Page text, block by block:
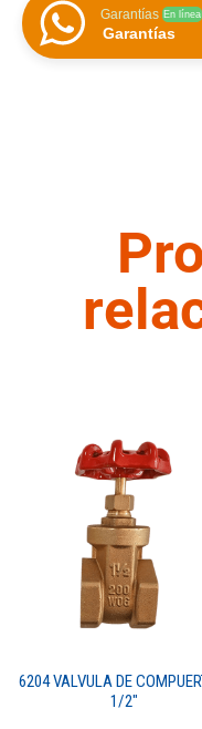
Garantías En línea
Garantías
6204 VALVULA DE
1/2″